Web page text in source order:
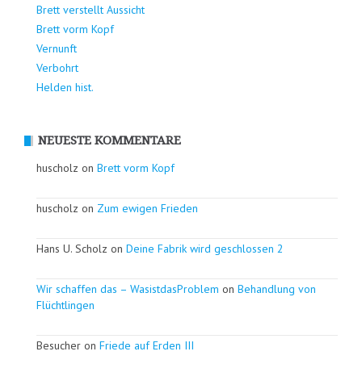
Brett verstellt Aussicht
Brett vorm Kopf
Vernunft
Verbohrt
Helden hist.
NEUESTE KOMMENTARE
huscholz on Brett vorm Kopf
huscholz on Zum ewigen Frieden
Hans U. Scholz on Deine Fabrik wird geschlossen 2
Wir schaffen das – WasistdasProblem on Behandlung von
Flüchtlingen
Besucher on Friede auf Erden III